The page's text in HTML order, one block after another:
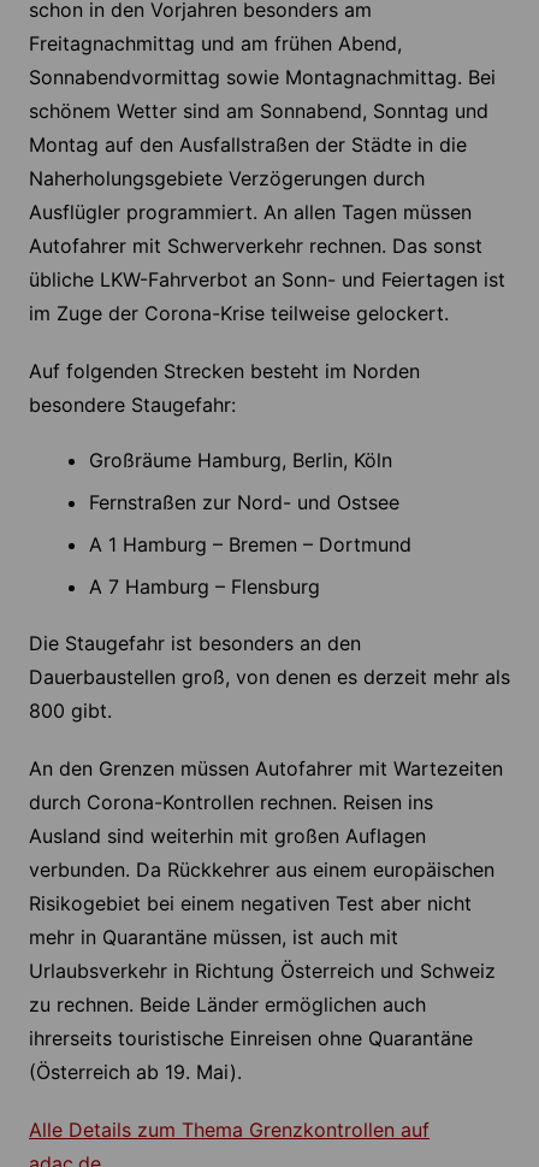
schon in den Vorjahren besonders am
Freitagnachmittag und am frühen Abend,
Sonnabendvormittag sowie Montagnachmittag. Bei
schönem Wetter sind am Sonnabend, Sonntag und
Montag auf den Ausfallstraßen der Städte in die
Naherholungsgebiete Verzögerungen durch
Ausflügler programmiert. An allen Tagen müssen
Autofahrer mit Schwerverkehr rechnen. Das sonst
übliche LKW-Fahrverbot an Sonn- und Feiertagen ist
im Zuge der Corona-Krise teilweise gelockert.
Auf folgenden Strecken besteht im Norden
besondere Staugefahr:
Großräume Hamburg, Berlin, Köln
Fernstraßen zur Nord- und Ostsee
A 1 Hamburg – Bremen – Dortmund
A 7 Hamburg – Flensburg
Die Staugefahr ist besonders an den
Dauerbaustellen groß, von denen es derzeit mehr als
800 gibt.
An den Grenzen müssen Autofahrer mit Wartezeiten
durch Corona-Kontrollen rechnen. Reisen ins
Ausland sind weiterhin mit großen Auflagen
verbunden. Da Rückkehrer aus einem europäischen
Risikogebiet bei einem negativen Test aber nicht
mehr in Quarantäne müssen, ist auch mit
Urlaubsverkehr in Richtung Österreich und Schweiz
zu rechnen. Beide Länder ermöglichen auch
ihrerseits touristische Einreisen ohne Quarantäne
(Österreich ab 19. Mai).
Alle Details zum Thema Grenzkontrollen auf